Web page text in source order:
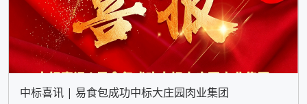
中标喜讯 | 易食包成功中标大庄园肉业集团